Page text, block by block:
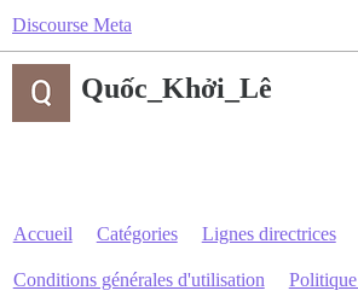
Discourse Meta
Quốc_Khởi_Lê
Accueil Catégories Lignes directrices
Conditions générales d'utilisation